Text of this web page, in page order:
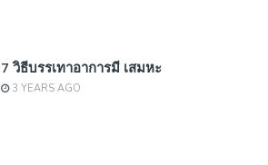
7 วิธีบรรเทาอาการมี เสมหะ
3 YEARS AGO